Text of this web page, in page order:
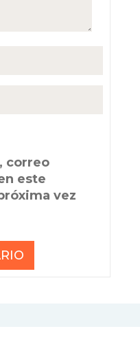
correo
este
vez